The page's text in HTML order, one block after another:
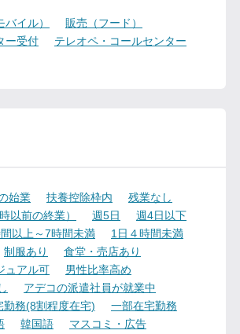
イル）
販売（フード）
ー受付
テレオペ・コールセンター
始業 扶養控除枠内
残業なし
以前の終業） 週5日
週4日以下
以上～7時間未満
1日４時間未満
制服あり
食堂・売店あり
ュアル可
男性比率高め
アデコの派遣社員が就業中
勤務(8割程度在宅)
一部在宅勤務
韓国語
マスコミ・広告